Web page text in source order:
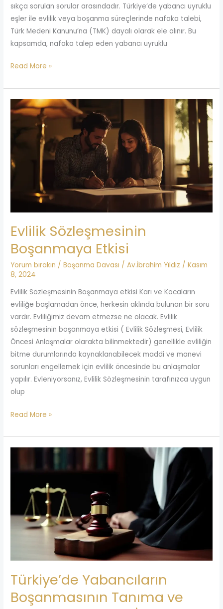
sıkça sorulan sorular arasındadır. Türkiye’de yabancı uyruklu
eşler ile evlilik veya boşanma süreçlerinde nafaka talebi,
Türk Medeni Kanunu’na (TMK) dayalı olarak ele alınır. Bu
kapsamda, nafaka talep eden yabancı uyruklu
Read More »
Evlilik Sözleşmesinin
Boşanmaya Etkisi
Yorum bırakın /Boşanma Davası /Av.İbrahim Yıldız /Kasım
8, 2024
Evlilik Sözleşmesinin Boşanmaya etkisi Karı ve Kocaların
evliliğe başlamadan önce, herkesin aklında bulunan bir soru
vardır. Evliliğimiz devam etmezse ne olacak. Evlilik
sözleşmesinin boşanmaya etkisi ( Evlilik Sözleşmesi, Evlilik
Öncesi Anlaşmalar olarakta bilinmektedir) genellikle evliliğin
bitme durumlarında kaynaklanabilecek maddi ve manevi
sorunları engellemek için evlilik öncesinde bu anlaşmalar
yapılır. Evleniyorsanız, Evlilik Sözleşmesinin tarafınızca uygun
olup
Evlilik
Sözleşmesinin
Boşanmaya
Read More »
Türkiye’de Yabancıların
Boşanmasının Tanıma ve
Yabancıların
Tanıma
Tenfiz
Süreci